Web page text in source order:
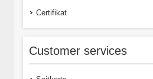
Certifikat
Customer services